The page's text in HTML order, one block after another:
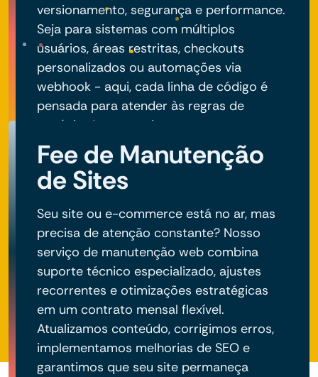
versionamento, segurança e performance.
Seja para sistemas com múltiplos
usuários, áreas restritas, checkouts
personalizados ou automações via
webhook - aqui, cada linha de código é
pensada para atender às regras de
negócio do seu projeto.
Fee de Manutenção
de Sites
Seu site ou e-commerce está no ar, mas
precisa de atenção constante? Nosso
serviço de manutenção web combina
suporte técnico especializado, ajustes
recorrentes e otimizações estratégicas
em um contrato mensal flexível.
Atualizamos conteúdo, corrigimos erros,
implementamos melhorias de SEO e
garantimos que seu site permaneça